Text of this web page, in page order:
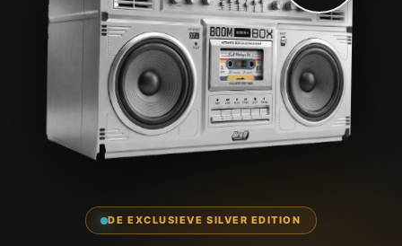
DE EXCLUSIEVE SILVER EDITION